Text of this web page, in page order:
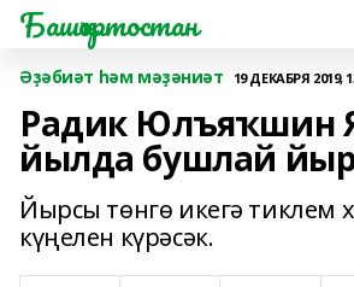
Башҡортостан
Әҙәбиәт һәм мәҙәниәт 19 ДЕКАБРЯ 2019,
Радик Юлъяҡшин
йылда бушлай
Йырсы төнгө икегә тиклем
күңелен күрәсәк.